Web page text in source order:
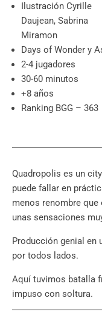
Ilustración Cyrille
Daujean, Sabrina
Miramon
Days of Wonder y
2-4 jugadores
30-60 minutos
+8 años
Ranking BGG – 363
Quadropolis es un
puede fallar en
menos renombre
unas sensaciones
Producción genial en
por todos lados.
Aquí tuvimos batalla
impuso con soltura.